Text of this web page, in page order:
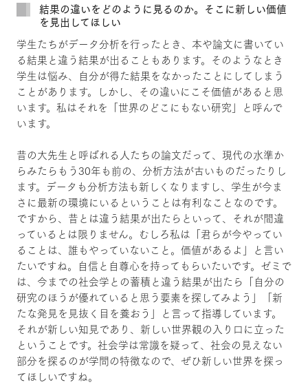
結果の違いをどのように見るのか。そこに新しい価値
を見出してほしい
学生たちがデータ分析を行ったとき、本や論文に書いてい
る結果と違う結果が出ることもあります。そのようなとき
学生は悩み、自分が得た結果をなかったことにしてしまう
ことがあります。しかし、その違いにこそ価値があると思
います。私はそれを「世界のどこにもない研究」と呼んで
います。
昔の大先生と呼ばれる人たちの論文だって、現代の水準か
らみたらもう30年も前の、分析方法が古いものだったりし
ます。データも分析方法も新しくなりますし、学生が今ま
さに最新の環境にいるということは有利なことなのです。
ですから、昔とは違う結果が出たらといって、それが間違
っているとは限りません。むしろ私は「君らが今やってい
ることは、誰もやっていないこと。価値があるよ」と言い
たいですね。自信と自尊心を持ってもらいたいです。ゼミで
は、今までの社会学との蓄積と違う結果が出たら「自分の
研究のほうが優れていると思う要素を探してみよう」「新
たな発見を見抜く目を養おう」と言って指導しています。
それが新しい知見であり、新しい世界観の入り口に立った
ということです。社会学は常識を疑って、社会の見えない
部分を探るのが学問の特徴なので、ぜひ新しい世界を探っ
てほしいですね。